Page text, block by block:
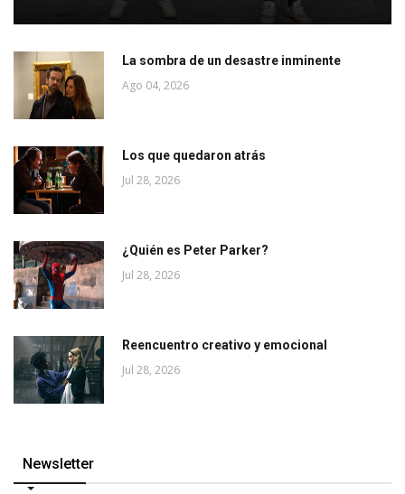
La sombra de un desastre inminente
Ago 04, 2026
Los que quedaron atrás
Jul 28, 2026
¿Quién es Peter Parker?
Jul 28, 2026
Reencuentro creativo y emocional
Jul 28, 2026
Newsletter